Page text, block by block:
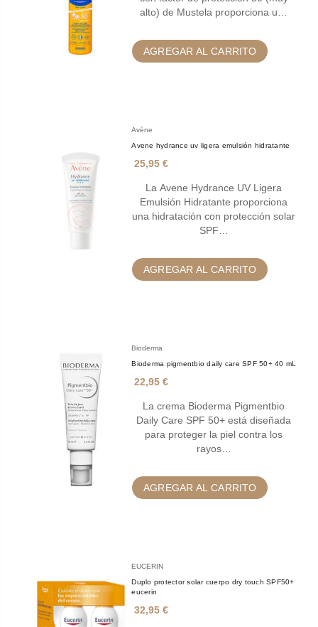
alto) de Mustela proporciona u…
AGREGAR AL CARRITO
Avène
Avene hydrance uv ligera emulsión hidratante
25,95 €
La Avene Hydrance UV Ligera
Emulsión Hidratante proporciona
una hidratación con protección solar
SPF…
AGREGAR AL CARRITO
Bioderma
Bioderma pigmentbio daily care SPF 50+ 40 mL
22,95 €
La crema Bioderma Pigmentbio
Daily Care SPF 50+ está diseñada
para proteger la piel contra los
rayos…
AGREGAR AL CARRITO
EUCERIN
Duplo protector solar cuerpo dry touch SPF50+
eucerin
32,95 €